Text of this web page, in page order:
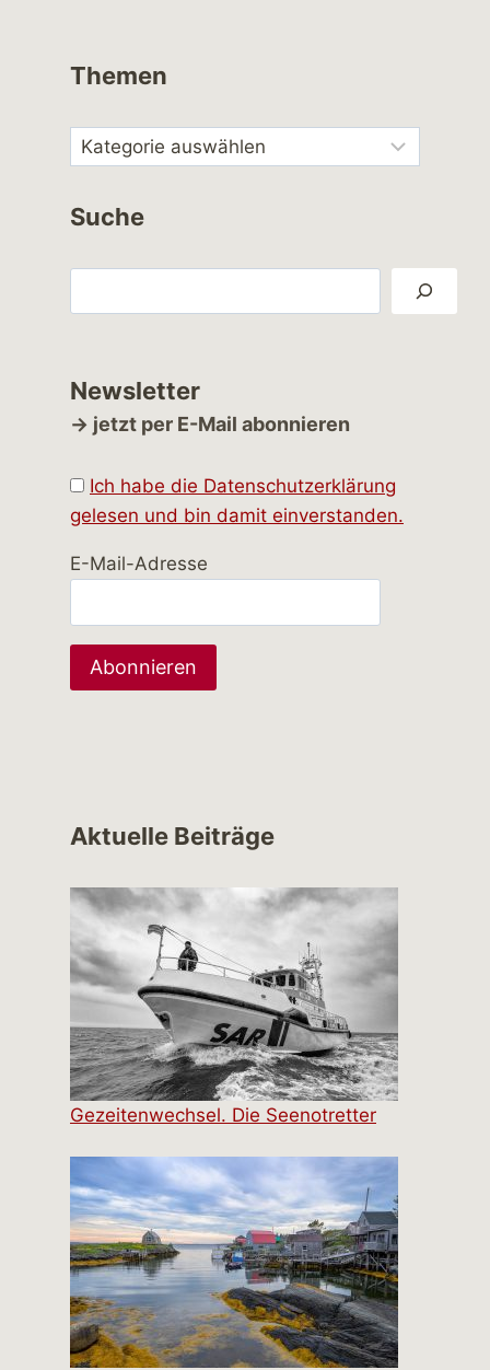
Themen
Suche
Newsletter
→ jetzt per E-Mail abonnieren
Ich habe die Datenschutzerklärung
gelesen und bin damit einverstanden.
E-Mail-Adresse
Aktuelle Beiträge
Gezeitenwechsel. Die Seenotretter